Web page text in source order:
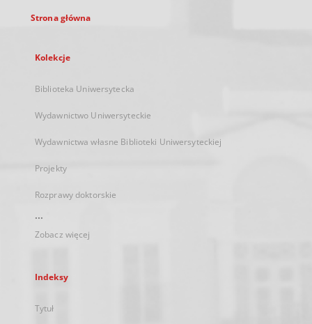
Strona główna
Kolekcje
Biblioteka Uniwersytecka
Wydawnictwo Uniwersyteckie
Wydawnictwa własne Biblioteki Uniwersyteckiej
Projekty
Rozprawy doktorskie
...
Zobacz więcej
Indeksy
Tytuł